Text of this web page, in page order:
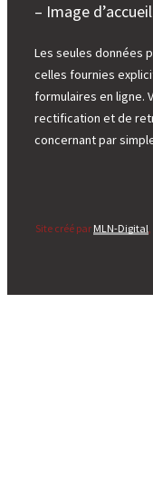
– Image
Les seules données
celles fournies
formulaires en ligne.
rectification et de
concernant par
Site créé par MLN-Digital